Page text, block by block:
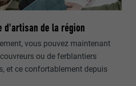
d'artisan de la région
vous pouvez maintenant
ou de ferblantiers
et ce confortablement depuis